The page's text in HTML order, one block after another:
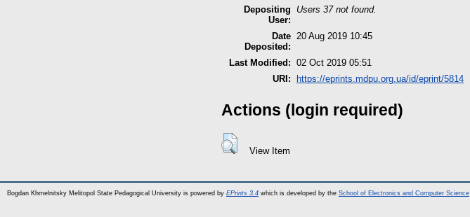
Depositing
User:
Users 37 not found.
Date
Deposited:
20 Aug 2019 10:45
Last Modified: 02 Oct 2019 05:51
URI:
https://eprints.mdpu.org.ua/id/eprint/5814
Actions (login required)
View Item
Bogdan Khmelnitsky Melitopol State Pedagogical University is powered by EPrints 3.4 which is developed by the School of Electronics and Computer Science